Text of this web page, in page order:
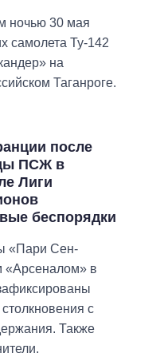
ночью 30 мая
самолета Ту-142
на
Таганроге.
после
ПСЖ в
Лиги
беспорядки
«Пари Сен-
«Арсеналом» в
с
Также